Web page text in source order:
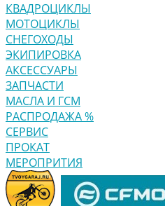
КВАДРОЦИКЛЫ
МОТОЦИКЛЫ
СНЕГОХОДЫ
ЭКИПИРОВКА
АКСЕССУАРЫ
ЗАПЧАСТИ
МАСЛА И ГСМ
РАСПРОДАЖА %
СЕРВИС
ПРОКАТ
МЕРОПРИТИЯ